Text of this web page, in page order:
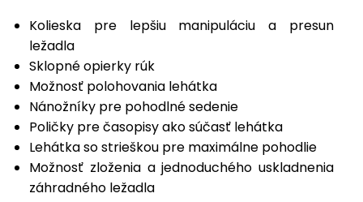
Kolieska pre lepšiu manipuláciu a presun
ležadla
Sklopné opierky rúk
Možnosť polohovania lehátka
Nánožníky pre pohodlné sedenie
Poličky pre časopisy ako súčasť lehátka
Lehátka so strieškou pre maximálne pohodlie
Možnosť zloženia a jednoduchého uskladnenia
záhradného ležadla